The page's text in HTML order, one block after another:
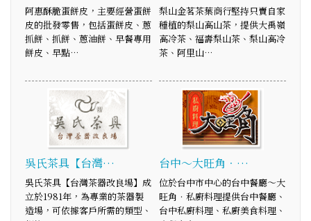
阿惠酥脆蛋餅皮，主要經營蛋餅
皮的批發零售，包括蛋餅皮、蔥
抓餅、抓餅、蔥油餅、早餐專用
餅皮、早點…
梨山金茗茶葉商行堅持只賣自家
種植的梨山高山茶，提供大禹嶺
高冷茶、福壽梨山茶、梨山高冷
茶、阿里山…
吳氏茶具【台灣…
吳氏茶具【台灣茶器改良場】成
立於1981年，為專業的茶器製
造場，可依據客戶所需的類型、
台中～大旺角．…
位於台中市中心的台中餐廳～大
旺角．私廚料理提供台中餐廳、
台中私廚料理、私廚美食料理、